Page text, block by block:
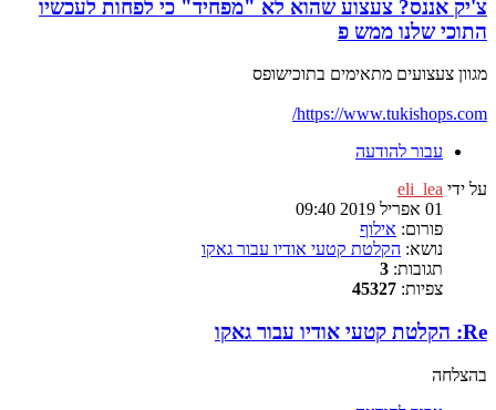
צ'יק אננס? צעצוע שהוא לא "מפחיד" כי לפחות לעכשיו
התוכי שלנו ממש פ
מגוון צעצועים מתאימים בתוכישופס
https://www.tukishops.com/
עבור להודעה
על ידי eli_lea
01 אפריל 2019 09:40
פורום: אילוף
נושא: הקלטת קטעי אודיו עבור גאקו
תגובות: 3
צפיות: 45327
Re: הקלטת קטעי אודיו עבור גאקו
בהצלחה